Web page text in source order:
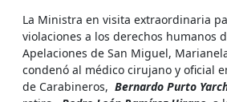
La Ministra en visita extraordinaria
violaciones a los derechos humanos
Apelaciones de San Miguel,
condenó al médico cirujano y oficial
de Carabineros, Bernardo Purto